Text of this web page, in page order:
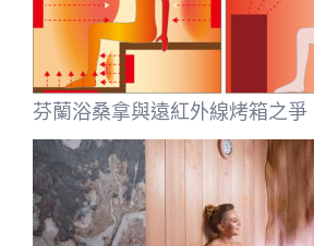
芬蘭浴桑拿與遠紅外線烤箱之爭